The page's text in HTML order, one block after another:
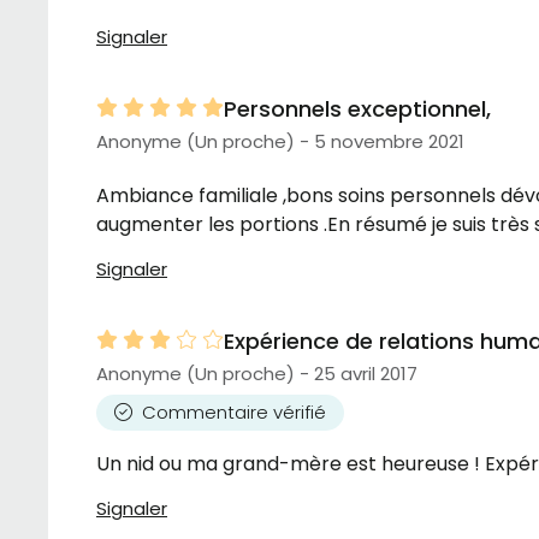
s’ils veulent se lever un peu plus tard. Les
communiquer avec les responsables, Ne
direction ne semble pas connaître les besoins
le secteur Ressources intermédiaires à une
Signaler
Personnels exceptionnel,
Anonyme (Un proche) - 5 novembre 2021
Ambiance familiale ,bons soins personnels
augmenter les portions .En résumé je suis
Signaler
Expérience de relations
Anonyme (Un proche) - 25 avril 2017
Commentaire vérifié
Un nid ou ma grand-mère est heureuse !
Signaler